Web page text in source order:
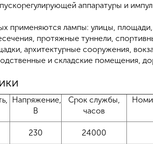
аппаратуры и
применяются лампы: улицы,
протяжные туннели,
архитектурные сооружения,
и складские помещения,
Напряжение,
В
Срок службы,
часов
230
24000